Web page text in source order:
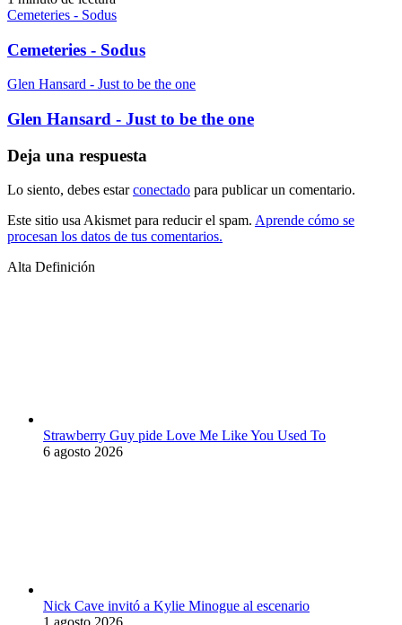
Cemeteries - Sodus
Cemeteries - Sodus
Glen Hansard - Just to be the one
Glen Hansard - Just to be the one
Deja una respuesta
Lo siento, debes estarconectado para publicar un comentario.
Este sitio usa Akismet para reducir el spam. Aprende cómo se
procesan los datos de tus comentarios.
Alta Definición
Strawberry Guy pide Love Me Like You Used To
6 agosto 2026
Nick Cave invitó a Kylie Minogue al escenario